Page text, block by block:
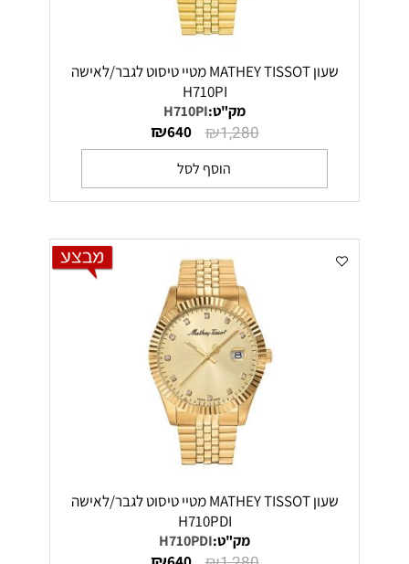
שעון MATHEY TISSOT מטיי טיסוט לגבר/לאישה
H710PI
מק"ט:H710PI
₪1,280
₪640
הוסף לסל
שעון MATHEY TISSOT מטיי טיסוט לגבר/לאישה
H710PDI
מק"ט:H710PDI